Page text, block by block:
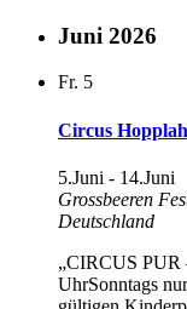
Juni 2026
Fr. 5
Circus
5.Juni - 14.Juni
Grossbeeren
Deutschland
„CIRCUS
UhrSonntags